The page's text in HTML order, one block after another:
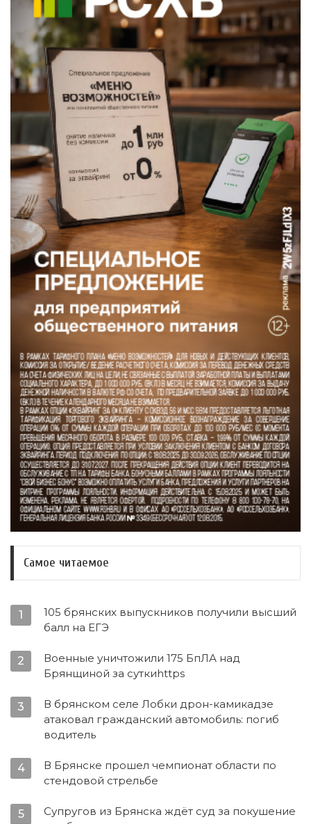
Самое читаемое
1
105 брянских выпускников получили высший
балл на ЕГЭ
2
Военные уничтожили 175 БпЛА над
Брянщиной за суткиhttps
3
В брянском селе Лобки дрон-камикадзе
атаковал гражданский автомобиль: погиб
водитель
4
В Брянске прошел чемпионат области по
стендовой стрельбе
5
Супругов из Брянска ждёт суд за покушение